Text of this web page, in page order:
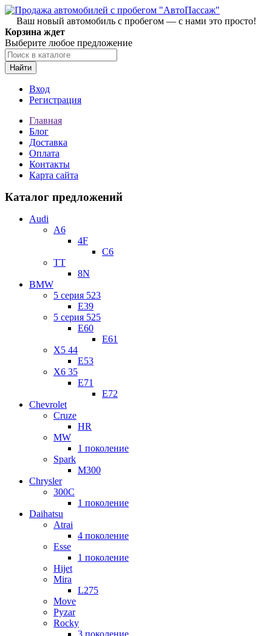
Ваш новый автомобиль с пробегом — с нами это просто!
Корзина ждет
Выберите любое предложение
Найти
Вход
Регистрация
Главная
Блог
Доставка
Оплата
Контакты
Карта сайта
Каталог предложений
Audi
A6
4F
C6
TT
8N
BMW
5 серия 523
E39
5 серия 525
E60
E61
X5 44
E53
X6 35
E71
E72
Chevrolet
Cruze
HR
MW
1 поколение
Spark
M300
Chrysler
300C
1 поколение
Daihatsu
Atrai
4 поколение
Esse
1 поколение
Hijet
Mira
L275
Move
Pyzar
Rocky
3 поколение